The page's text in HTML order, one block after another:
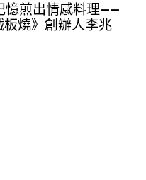
憶煎出情感料理——
板燒》創辦人李兆